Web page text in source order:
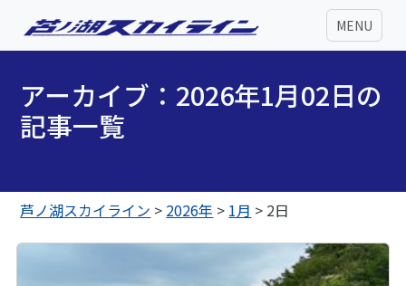
MENU
アーカイブ：2026年1月02日の
記事一覧
芦ノ湖スカイライン > 2026年 > 1月 > 2日